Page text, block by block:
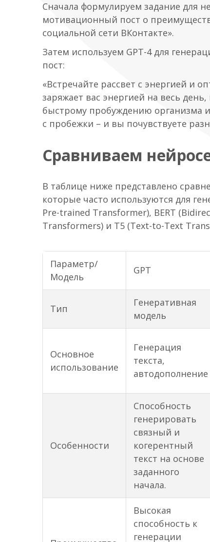
Сначала формулируем задание для
мотивационный пост о
социальной сети ВКонтакте».
Затем используем GPT-4 для
пост:
«Встречайте рассвет с энергией и
заряжает вас энергией на весь
быстрому пробуждению организма
с пробежки – и вы почувствуете
Сравниваем
В таблице ниже представлено
которые часто используются для
Pre-trained Transformer), BERT
Transformers) и T5 (Text-to-Text
Параметр/
Модель
GPT
Тип
Генеративная
модель
Основное
использование
Генерация
текста,
автодополнение
Особенности
Способность
генерировать
связный и
когерентный
текст на основе
заданного
начала.
Высокая
способность к
генерации